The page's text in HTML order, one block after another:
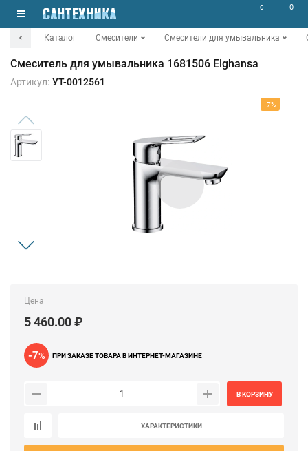
0 0
Каталог Смесители Смесители для умывальника
Смеситель для умывальника 1681506 Elghansa
Артикул: УТ-0012561
-7%
Цена
5 460.00 ₽
-7% ПРИ ЗАКАЗЕ ТОВАРА В ИНТЕРНЕТ-МАГАЗИНЕ
В КОРЗИНУ
ХАРАКТЕРИСТИКИ